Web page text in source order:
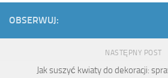
OBSERWUJ:
NASTĘPNY POST
Jak suszyć kwiaty do dekoracji: